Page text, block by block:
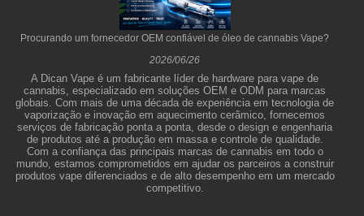
Procurando um fornecedor OEM confiável de óleo de cannabis Vape?
2026/06/26
A Dican Vape é um fabricante líder de hardware para vape de
cannabis, especializado em soluções OEM e ODM para marcas
globais. Com mais de uma década de experiência em tecnologia de
vaporização e inovação em aquecimento cerâmico, fornecemos
serviços de fabricação ponta a ponta, desde o design e engenharia
de produtos até a produção em massa e controle de qualidade.
Com a confiança das principais marcas de cannabis em todo o
mundo, estamos comprometidos em ajudar os parceiros a construir
produtos vape diferenciados e de alto desempenho em um mercado
competitivo.